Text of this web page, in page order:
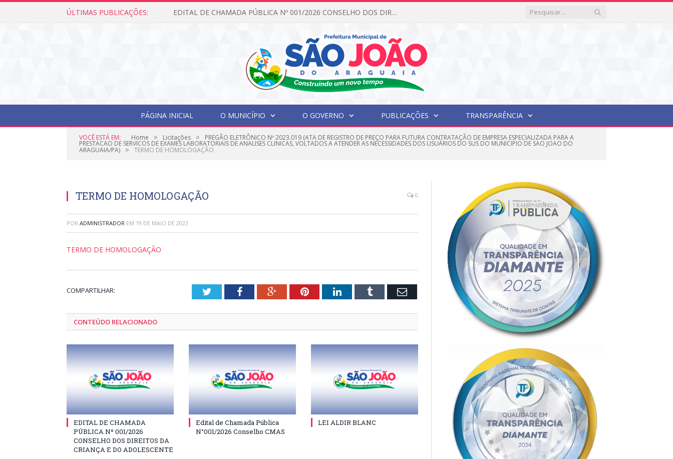
ÚLTIMAS PUBLICAÇÕES: EDITAL DE CHAMADA PÚBLICA Nº 001/2026 CONSELHO DOS DIREITOS DA CRIANÇA E DO ADOLESCENTE
PÁGINA INICIAL O MUNICÍPIO O GOVERNO PUBLICAÇÕES TRANSPARÊNCIA
VOCÊ ESTÁ EM: Home » Licitações » PREGÃO ELETRÔNICO Nº 2023.019 (ATA DE REGISTRO DE PREÇO PARA FUTURA CONTRATAÇÃO DE EMPRESA ESPECIALIZADA PARA A
PRESTACAO DE SERVICOS DE EXAMES LABORATORIAIS DE ANALISES CLINICAS, VOLTADOS A ATENDER AS NECESSIDADES DOS USUÁRIOS DO SUS DO MUNICIPIO DE SAO JOAO DO
ARAGUAIA/PA) » TERMO DE HOMOLOGAÇÃO
TERMO DE HOMOLOGAÇÃO 0
POR ADMINISTRADOR EM 19 DE MAIO DE 2023
TERMO DE HOMOLOGAÇÃO
COMPARTILHAR: TwitterFacebookGoogle+PinterestLinkedInTumblr Email
CONTEÚDO RELACIONADO
EDITAL DE CHAMADA
PÚBLICA Nº 001/2026
CONSELHO DOS DIREITOS DA
CRIANÇA E DO ADOLESCENTE
Edital de Chamada Pública
N°001/2026 Conselho CMAS
LEI ALDIR BLANC